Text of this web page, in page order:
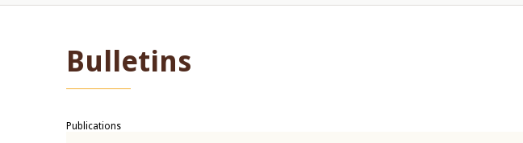
Bulletins
Publications